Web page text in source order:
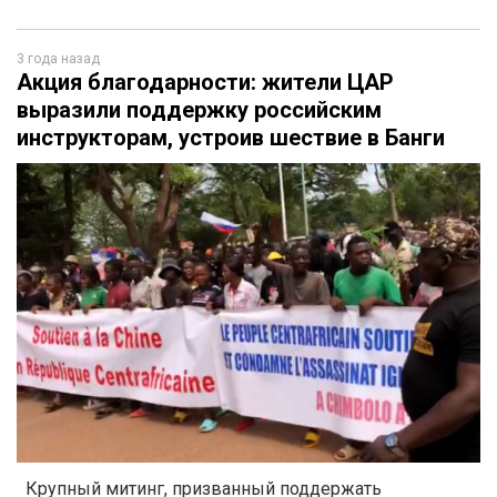
3 года назад
Акция благодарности: жители ЦАР
выразили поддержку российским
инструкторам, устроив шествие в Банги
Крупный митинг, призванный поддержать